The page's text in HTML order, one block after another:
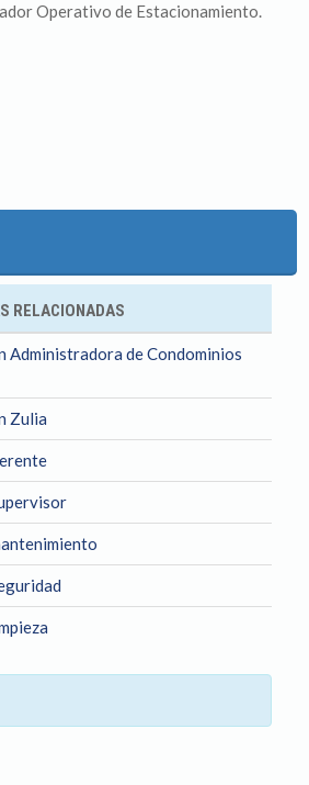
Operativo de Estacionamiento.
RELACIONADAS
Administradora de Condominios
Zulia